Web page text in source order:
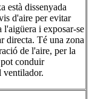
està dissenyada
d'aire per evitar
l'aigüera i exposar-se
directa. Té una zona
de l'aire, per la
conduir
ventilador.